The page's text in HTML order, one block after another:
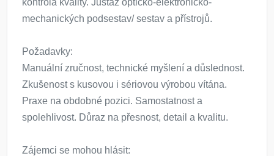
kontrola kvality. Justáž opticko-elektronicko-
mechanických podsestav/ sestav a přístrojů.
Požadavky:
Manuální zručnost, technické myšlení a důslednost.
Zkušenost s kusovou i sériovou výrobou vítána.
Praxe na obdobné pozici. Samostatnost a
spolehlivost. Důraz na přesnost, detail a kvalitu.
Zájemci se mohou hlásit: